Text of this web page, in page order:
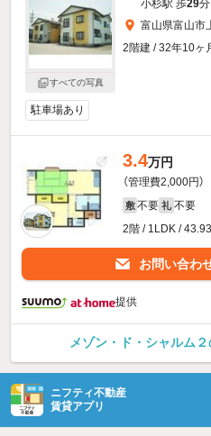
すべての写真
小杉駅 歩29分
富山県富山市
2階建 / 32年10ヶ
駐車場あり
3.4万円
（管理費2,000円）
敷 不要 礼 不要
2階 / 1LDK /
お問い合わ
提供
メゾン・ド・シャルム
ニフティ不動産
賃貸アプリ